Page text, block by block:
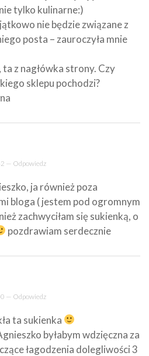
tylko kulinarne:)
nie będzie związane z
posta – zauroczyła mnie
z nagłówka strony. Czy
sklepu pochodzi?
— Odpowiedz
ja również poza
bloga ( jestem pod ogromnym
zachwyciłam się sukienką, o
pozdrawiam serdecznie
— Odpowiedz
ta sukienka
byłabym wdzięczna za
łagodzenia dolegliwości 3